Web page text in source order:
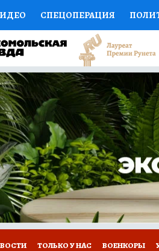
СПЕЦОПЕРАЦИЯ
НАУКА СПОРТ
ДОКТОР ФИНАНСЫ
ПРОГНОЗЫ НА СПОРТ
НЕДВИЖИМОСТЬ
РЕКЛАМА ТЕСТЫ НОВОЕ
ТОЛЬКО У НАС ВОЕНКОРЫ